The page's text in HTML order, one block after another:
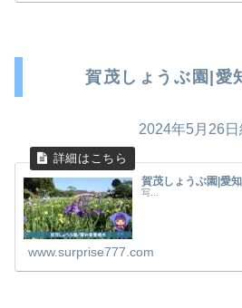
賀茂しょうぶ園|愛
2024年5月26日
賀茂しょうぶ園|愛
写...
www.surprise777.com